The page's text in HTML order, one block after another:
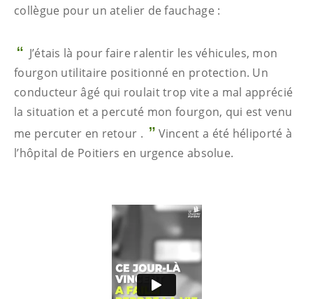
collègue pour un atelier de fauchage :
J’étais là pour faire ralentir les véhicules, mon
fourgon utilitaire positionné en protection. Un
conducteur âgé qui roulait trop vite a mal apprécié
la situation et a percuté mon fourgon, qui est venu
me percuter en retour .
Vincent a été héliporté à
l’hôpital de Poitiers en urgence absolue.